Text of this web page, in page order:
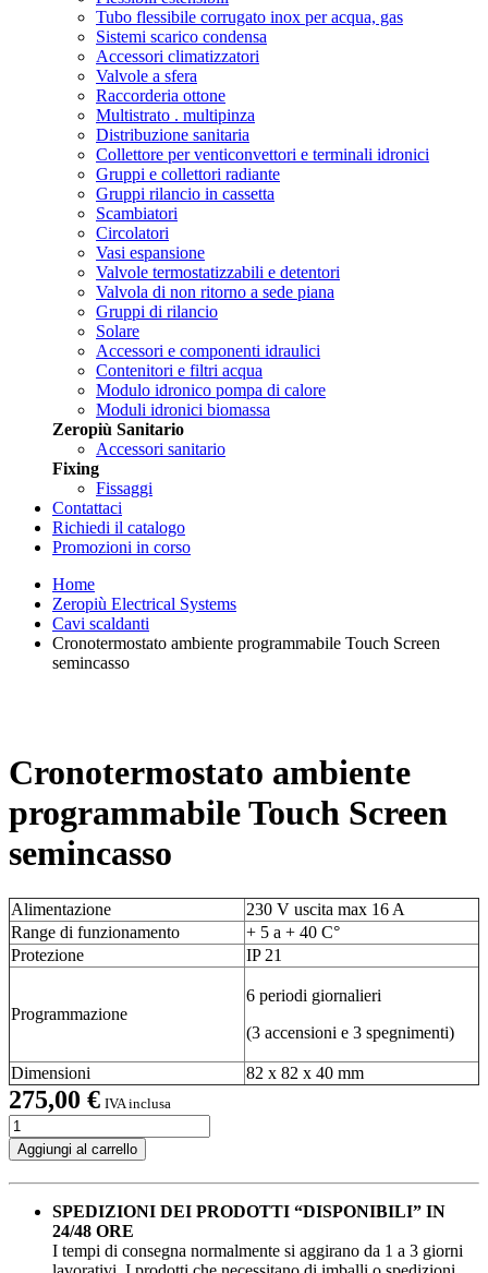
Tubo flessibile corrugato inox per acqua, gas
Sistemi scarico condensa
Accessori climatizzatori
Valvole a sfera
Raccorderia ottone
Multistrato . multipinza
Distribuzione sanitaria
Collettore per venticonvettori e terminali idronici
Gruppi e collettori radiante
Gruppi rilancio in cassetta
Scambiatori
Circolatori
Vasi espansione
Valvole termostatizzabili e detentori
Valvola di non ritorno a sede piana
Gruppi di rilancio
Solare
Accessori e componenti idraulici
Contenitori e filtri acqua
Modulo idronico pompa di calore
Moduli idronici biomassa
Zeropiù Sanitario
Accessori sanitario
Fixing
Fissaggi
Contattaci
Richiedi il catalogo
Promozioni in corso
Home
Zeropiù Electrical Systems
Cavi scaldanti
Cronotermostato ambiente programmabile Touch Screen
semincasso
Cronotermostato ambiente
programmabile Touch Screen
semincasso
Alimentazione 230 V uscita max 16 A
Range di funzionamento
+ 5 a + 40 C°
Protezione
IP 21
Programmazione
6 periodi giornalieri
(3 accensioni e 3 spegnimenti)
Dimensioni 82 x 82 x 40 mm
275,00 € IVA inclusa
Cronotermostato
ambiente
programmabile
Touch
semincasso
quantità
Aggiungi al carrello
SPEDIZIONI DEI PRODOTTI “DISPONIBILI” IN
24/48 ORE
I tempi di consegna normalmente si aggirano da 1 a 3 giorni